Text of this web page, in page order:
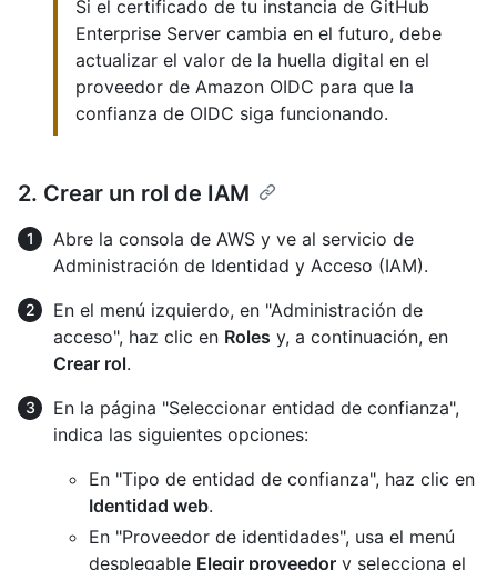
Si el certificado de tu instancia de GitHub
Enterprise Server cambia en el futuro, debe
actualizar el valor de la huella digital en el
proveedor de Amazon OIDC para que la
confianza de OIDC siga funcionando.
2. Crear un rol de IAM
Abre la consola de AWS y ve al servicio de
Administración de Identidad y Acceso (IAM).
En el menú izquierdo, en "Administración de
acceso", haz clic en Roles y, a continuación, en
Crear rol.
En la página "Seleccionar entidad de confianza",
indica las siguientes opciones:
En "Tipo de entidad de confianza", haz clic en
Identidad web.
En "Proveedor de identidades", usa el menú
desplegable Elegir proveedor y selecciona el